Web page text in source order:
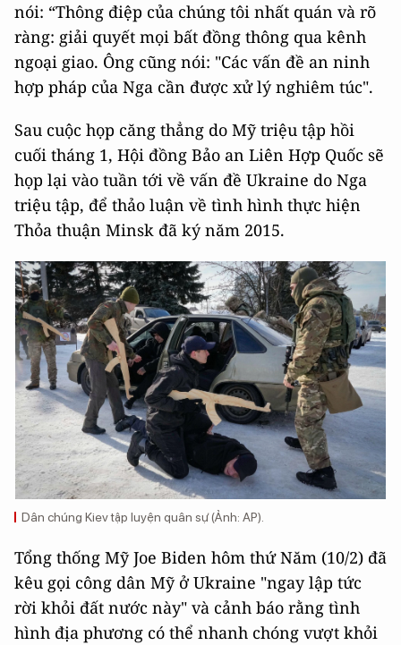
nói: “Thông điệp của chúng tôi nhất quán và rõ
ràng: giải quyết mọi bất đồng thông qua kênh
ngoại giao. Ông cũng nói: "Các vấn đề an ninh
hợp pháp của Nga cần được xử lý nghiêm túc".
Sau cuộc họp căng thẳng do Mỹ triệu tập hồi
cuối tháng 1, Hội đồng Bảo an Liên Hợp Quốc sẽ
họp lại vào tuần tới về vấn đề Ukraine do Nga
triệu tập, để thảo luận về tình hình thực hiện
Thỏa thuận Minsk đã ký năm 2015.
Dân chúng Kiev tập luyện quân sự (Ảnh: AP).
Tổng thống Mỹ Joe Biden hôm thứ Năm (10/2) đã
kêu gọi công dân Mỹ ở Ukraine "ngay lập tức
rời khỏi đất nước này" và cảnh báo rằng tình
hình địa phương có thể nhanh chóng vượt khỏi